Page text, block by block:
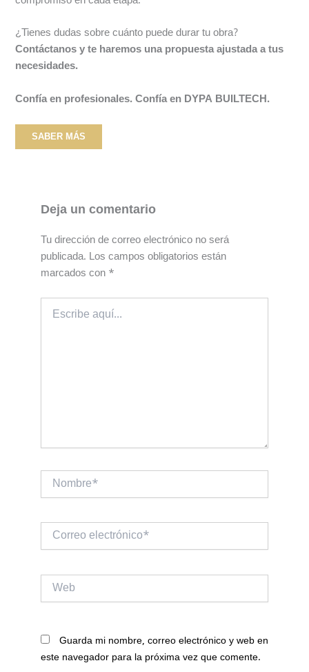
¿Tienes dudas sobre cuánto puede durar tu obra?
Contáctanos y te haremos una propuesta ajustada a tus
necesidades.
Confía en profesionales. Confía en DYPA BUILTECH.
SABER MÁS
Deja un comentario
Tu dirección de correo electrónico no será
publicada. Los campos obligatorios están
marcados con *
aquí...
Nombre*
Correo
electrónico*
Web
Guarda mi nombre, correo electrónico y web en
este navegador para la próxima vez que comente.